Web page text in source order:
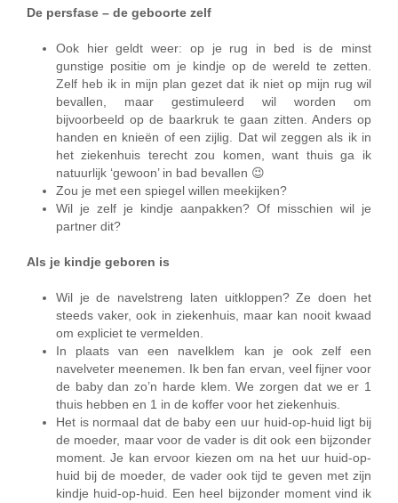
De persfase – de geboorte zelf
Ook hier geldt weer: op je rug in bed is de minst
gunstige positie om je kindje op de wereld te zetten.
Zelf heb ik in mijn plan gezet dat ik niet op mijn rug wil
bevallen, maar gestimuleerd wil worden om
bijvoorbeeld op de baarkruk te gaan zitten. Anders op
handen en knieën of een zijlig. Dat wil zeggen als ik in
het ziekenhuis terecht zou komen, want thuis ga ik
natuurlijk ‘gewoon’ in bad bevallen 😉
Zou je met een spiegel willen meekijken?
Wil je zelf je kindje aanpakken? Of misschien wil je
partner dit?
Als je kindje geboren is
Wil je de navelstreng laten uitkloppen? Ze doen het
steeds vaker, ook in ziekenhuis, maar kan nooit kwaad
om expliciet te vermelden.
In plaats van een navelklem kan je ook zelf een
navelveter meenemen. Ik ben fan ervan, veel fijner voor
de baby dan zo’n harde klem. We zorgen dat we er 1
thuis hebben en 1 in de koffer voor het ziekenhuis.
Het is normaal dat de baby een uur huid-op-huid ligt bij
de moeder, maar voor de vader is dit ook een bijzonder
moment. Je kan ervoor kiezen om na het uur huid-op-
huid bij de moeder, de vader ook tijd te geven met zijn
kindje huid-op-huid. Een heel bijzonder moment vind ik